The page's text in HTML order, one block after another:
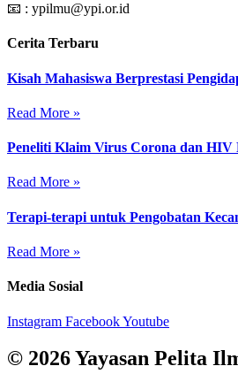
📧 : ypilmu@ypi.or.id
Cerita Terbaru
Kisah Mahasiswa Berprestasi
Read More »
Peneliti Klaim Virus Corona dan HIV
Read More »
Terapi-terapi untuk Pengobatan
Read More »
Media Sosial
Instagram FacebookYoutube
© 2026 Yayasan Pelita